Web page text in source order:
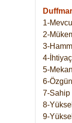
1-
2-
3-
4-
5-
6-
7-Sahip
8-
9-